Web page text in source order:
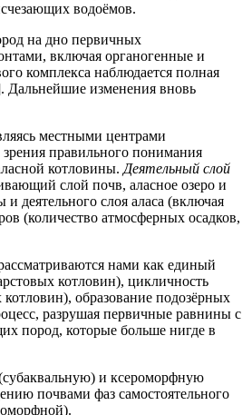
водоёмов.
на дно первичных
включая органогенные и
комплекса наблюдается полная
Дальнейшие изменения вновь
местными центрами
правильного понимания
котловины.Деятельный слой
слой почв, аласное озеро и
деятельного слоя аласа (включая
(количество атмосферных осадков,
нами как единый
котловин), цикличность
образование подозёрных
разрушая первичные равнины с
пород, которые больше нигде в
и ксероморфную
почвами фаз самостоятельного